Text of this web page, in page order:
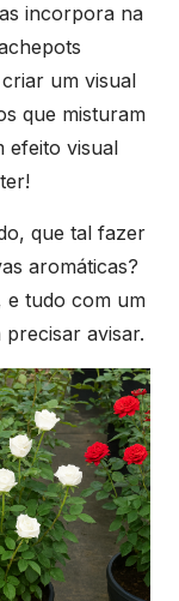
incorpora na
um visual
que misturam
efeito visual
que tal fazer
aromáticas?
e tudo com um
avisar.